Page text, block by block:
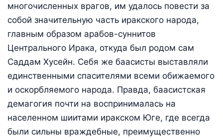
многочисленных врагов, им удалось повести за
собой значительную часть иракского народа,
главным образом арабов-суннитов
Центрального Ирака, откуда был родом сам
Саддам Хусейн. Себя же баасисты выставляли
единственными спасителями всеми обижаемого
и оскорбляемого народа. Правда, баасистская
демагогия почти на воспринималась на
населенном шиитами иракском Юге, где всегда
были сильны враждебные, преимущественно